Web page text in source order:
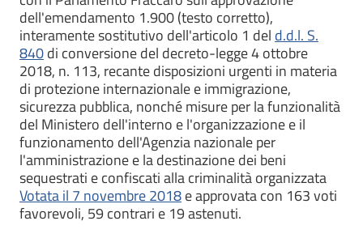
dell'emendamento 1.900 (testo corretto),
interamente sostitutivo dell'articolo 1 del d.d.l. S.
840di conversione del decreto-legge 4 ottobre
2018, n. 113, recante disposizioni urgenti in materia
di protezione internazionale e immigrazione,
sicurezza pubblica, nonché misure per la funzionalità
del Ministero dell'interno e l'organizzazione e il
funzionamento dell'Agenzia nazionale per
l'amministrazione e la destinazione dei beni
sequestrati e confiscati alla criminalità organizzata
Votata il 7 novembre 2018e approvata con 163 voti
favorevoli, 59 contrari e 19 astenuti.